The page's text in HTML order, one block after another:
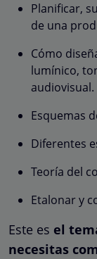
Planificar,
de una
Cómo
lumínico,
audiovisual.
Esquemas
Diferentes
Teoría del
Etalonar y
Este es el
necesitas